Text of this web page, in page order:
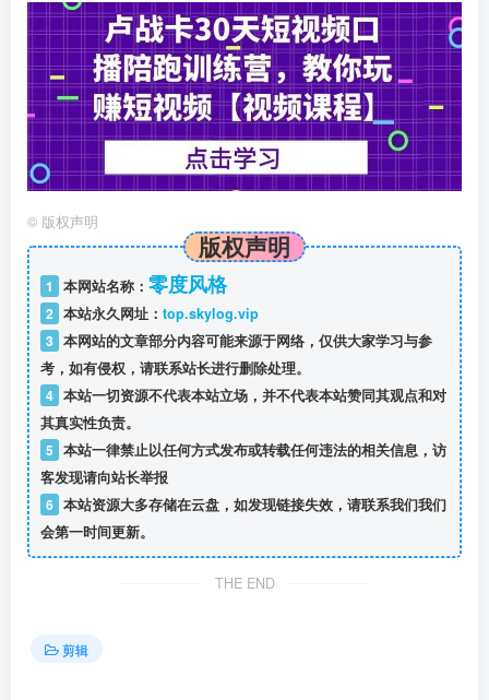
© 版权声明
版权声明
1 本网站名称： 零度风格
2 本站永久网址： top.skylog.vip
3 本网站的文章部分内容可能来源于网络，仅供大家学习与参
考，如有侵权，请联系站长进行删除处理。
4 本站一切资源不代表本站立场，并不代表本站赞同其观点和对
其真实性负责。
5 本站一律禁止以任何方式发布或转载任何违法的相关信息，访
客发现请向站长举报
6 本站资源大多存储在云盘，如发现链接失效，请联系我们我们
会第一时间更新。
THE END
剪辑